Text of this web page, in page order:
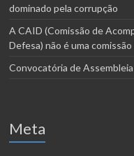
dominado pela corrupção
A CAID (Comissão de
Defesa) não é uma
Convocatória de
Meta